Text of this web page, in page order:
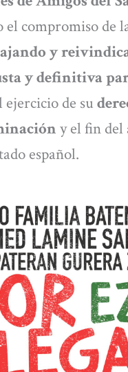
compromiso de
y
y definitiva
ejercicio de su
y el fin del
español.